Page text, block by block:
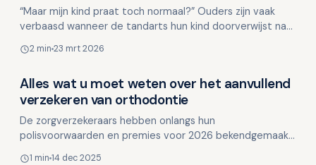
“Maar mijn kind praat toch normaal?” Ouders zijn vaak
verbaasd wanneer de tandarts hun kind doorverwijst naar
2 min 23 mrt 2026
Kinderen en mondgezondheid
Alles wat u moet weten over het aanvullend
verzekeren van orthodontie
De zorgverzekeraars hebben onlangs hun
polisvoorwaarden en premies voor 2026 bekendgemaakt.
1 min 14 dec 2025